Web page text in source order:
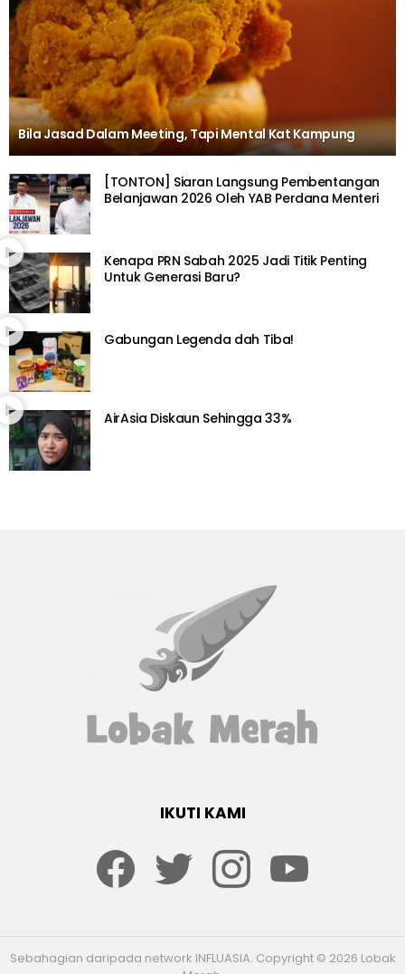
Bila Jasad Dalam Meeting, Tapi Mental Kat Kampung
[TONTON] Siaran Langsung Pembentangan
Belanjawan 2026 Oleh YAB Perdana Menteri
Kenapa PRN Sabah 2025 Jadi Titik Penting
Untuk Generasi Baru?
Gabungan Legenda dah Tiba!
AirAsia Diskaun Sehingga 33%
IKUTI KAMI
Sebahagian daripada network INFLUASIA. Copyright © 2026 Lobak